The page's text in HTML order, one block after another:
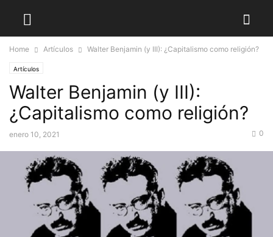
Home Artículos Walter Benjamin (y III): ¿Capitalismo como religión?
Artículos
Walter Benjamin (y III):
¿Capitalismo como religión?
enero 10, 2021 0